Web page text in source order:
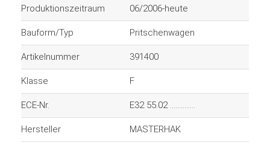
Produktionszeitraum 06/2006-heute
Bauform/Typ Pritschenwagen
Artikelnummer 391400
Klasse F
ECE-Nr. E32 55.02 ..............
Hersteller MASTERHAK